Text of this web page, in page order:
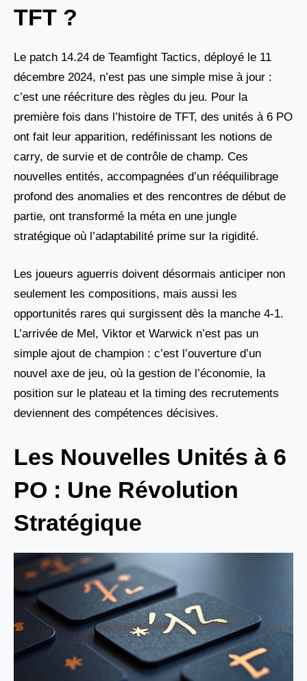
TFT ?
Le patch 14.24 de Teamfight Tactics, déployé le 11
décembre 2024, n’est pas une simple mise à jour :
c’est une réécriture des règles du jeu. Pour la
première fois dans l’histoire de TFT, des unités à 6 PO
ont fait leur apparition, redéfinissant les notions de
carry, de survie et de contrôle de champ. Ces
nouvelles entités, accompagnées d’un rééquilibrage
profond des anomalies et des rencontres de début de
partie, ont transformé la méta en une jungle
stratégique où l’adaptabilité prime sur la rigidité.
Les joueurs aguerris doivent désormais anticiper non
seulement les compositions, mais aussi les
opportunités rares qui surgissent dès la manche 4-1.
L’arrivée de Mel, Viktor et Warwick n’est pas un
simple ajout de champion : c’est l’ouverture d’un
nouvel axe de jeu, où la gestion de l’économie, la
position sur le plateau et la timing des recrutements
deviennent des compétences décisives.
Les Nouvelles Unités à 6
PO : Une Révolution
Stratégique